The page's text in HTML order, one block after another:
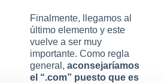
Finalmente, llegamos al
último elemento y este
vuelve a ser muy
importante. Como regla
general, aconsejaríamos
el “.com” puesto que es